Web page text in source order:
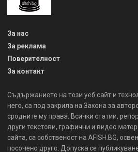
За нас
За реклама
Поверителност
За контакт
Съдържанието на този уеб сайт и
него, са под закрила на Закона за
сродните му права. Всички статии,
други текстови, графични и видео
сайта, са собственост на AFISH.BG,
посочено друго. Допуска се